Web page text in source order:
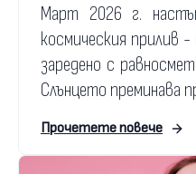
Март 2026 г.
космическия прилив
заредено с
Слънцето преминава
Прочетете повече